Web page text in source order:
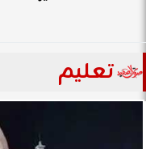
تعليم